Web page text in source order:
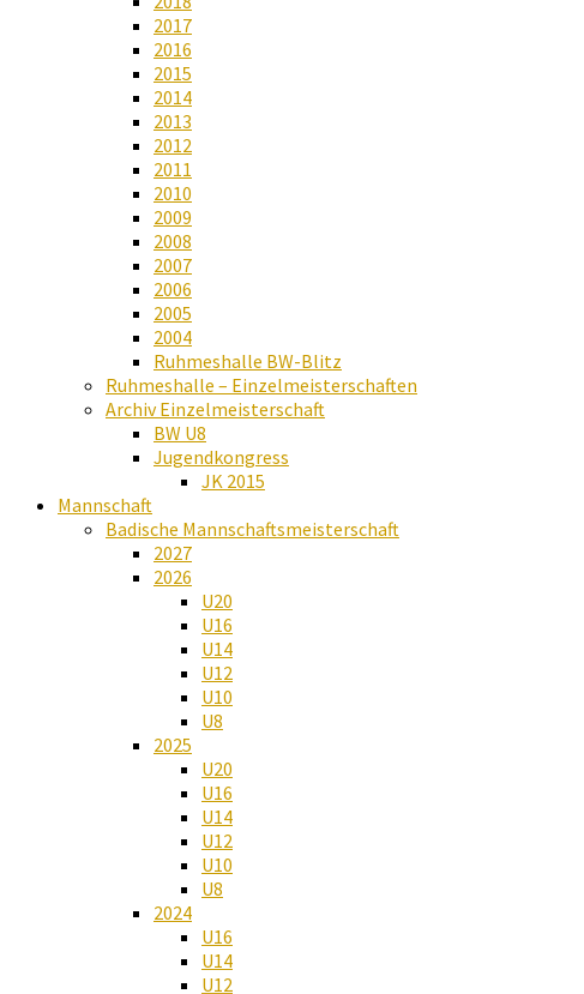
2017
2016
2015
2014
2013
2012
2011
2010
2009
2008
2007
2006
2005
2004
Ruhmeshalle BW-Blitz
Ruhmeshalle – Einzelmeisterschaften
Archiv Einzelmeisterschaft
BW U8
Jugendkongress
JK 2015
Mannschaft
Badische Mannschaftsmeisterschaft
2027
2026
U20
U16
U14
U12
U10
U8
2025
U20
U16
U14
U12
U10
U8
2024
U16
U14
U12